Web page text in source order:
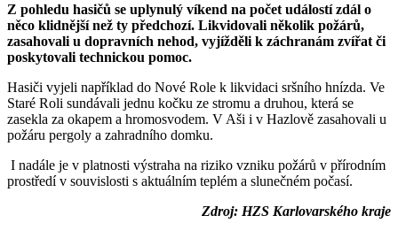
Z pohledu hasičů se uplynulý víkend na počet událostí zdál o
něco klidnější než ty předchozí. Likvidovali několik požárů,
zasahovali u dopravních nehod, vyjížděli k záchranám zvířat či
poskytovali technickou pomoc.
Hasiči vyjeli například do Nové Role k likvidaci sršního hnízda. Ve
Staré Roli sundávali jednu kočku ze stromu a druhou, která se
zasekla za okapem a hromosvodem. V Aši i v Hazlově zasahovali u
požáru pergoly a zahradního domku.
I nadále je v platnosti výstraha na riziko vzniku požárů v přírodním
prostředí v souvislosti s aktuálním teplém a slunečném počasí.
Zdroj: HZS Karlovarského kraje